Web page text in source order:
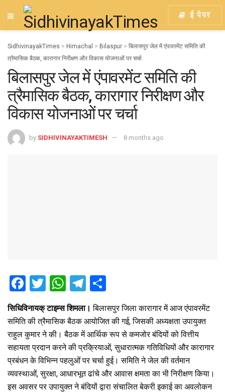
ई पेपर
SidhivinayakTimes > Himachal > Bilaspur > बिलासपुर जेल में एंपावरमेंट समिति की
त्रैमासिक बैठक, कारागार निरीक्षण और विकास योजनाओं पर चर्चा
बिलासपुर जेल में एंपावरमेंट समिति की
त्रैमासिक बैठक, कारागार निरीक्षण और
विकास योजनाओं पर चर्चा
by SIDHIVINAYAKTIMESH 8 months ago
F
a
ce
b
o
o
k
T
tt
er
W
h
at
s
A
p
p
T
el
e
gr
a
m
ar
e
सिधिविनायक् टाइम्स शिमला। बिलासपुर जिला कारागार में आज एंपावरमेंट
समिति की त्रैमासिक बैठक आयोजित की गई, जिसकी अध्यक्षता उपायुक्त
राहुल कुमार ने की। बैठक में आर्थिक रूप से कमजोर बंदियों को वित्तीय
सहायता प्रदान करने की प्रक्रियाओं, सुधारात्मक गतिविधियों और कारागार
प्रबंधन के विभिन्न पहलुओं पर चर्चा हुई। समिति ने जेल की वर्तमान
व्यवस्थाओं, सुरक्षा, आधारभूत ढांचे और आवास क्षमता का भी निरीक्षण किया।
इस अवसर पर उपायुक्त ने बंदियों द्वारा संचालित बेकरी इकाई का अवलोकन